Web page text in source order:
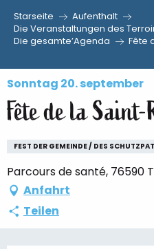
Aller
principal
Starseite
Aufenthalt
Die Veranstaltungen des
Die gesamte’Agenda
Fête
Sonntag 20. september
Fête de la
FEST DER GEMEINDE / DES
Parcours de santé, 76590
Anfahrt
Teilen